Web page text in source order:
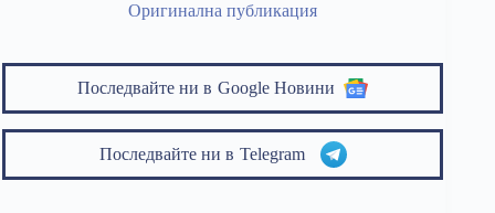
Оригинална публикация
Последвайте ни в Google Новини
Последвайте ни в Telegram